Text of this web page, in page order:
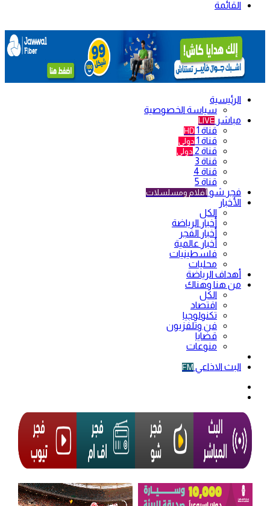
القائمة
الرئيسية
سياسة الخصوصية
مباشر LIVE
قناة 1 HD
قناة 1 دولي
قناة 2 دولي
قناة 3
قناة 4
قناة 5
فجر شو أفلام ومسلسلات
الأخبار
الكل
أخبار الرياضة
أخبار الفجر
أخبار عالمية
فلسطينيات
محليات
أهداف الرياضة
من هنا وهناك
الكل
اقتصاد
تكنولوجيا
فن وتلفزيون
قضايا
منوعات
البث الاذاعي FM